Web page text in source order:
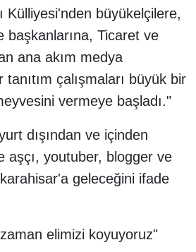
Külliyesi'nden büyükelçilere,
başkanlarına, Ticaret ve
ana akım medya
tanıtım çalışmaları büyük bir
vermeye başladı."
dışından ve içinden
aşçı, youtuber, blogger ve
geleceğini ifade
elimizi koyuyoruz"